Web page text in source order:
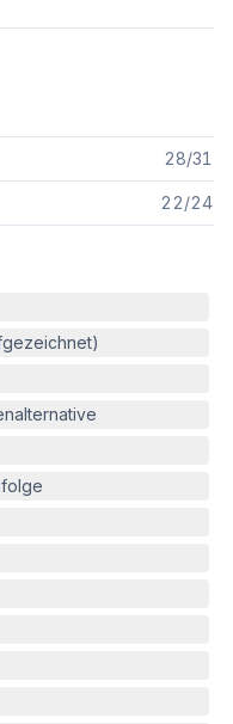
28/31
22/24